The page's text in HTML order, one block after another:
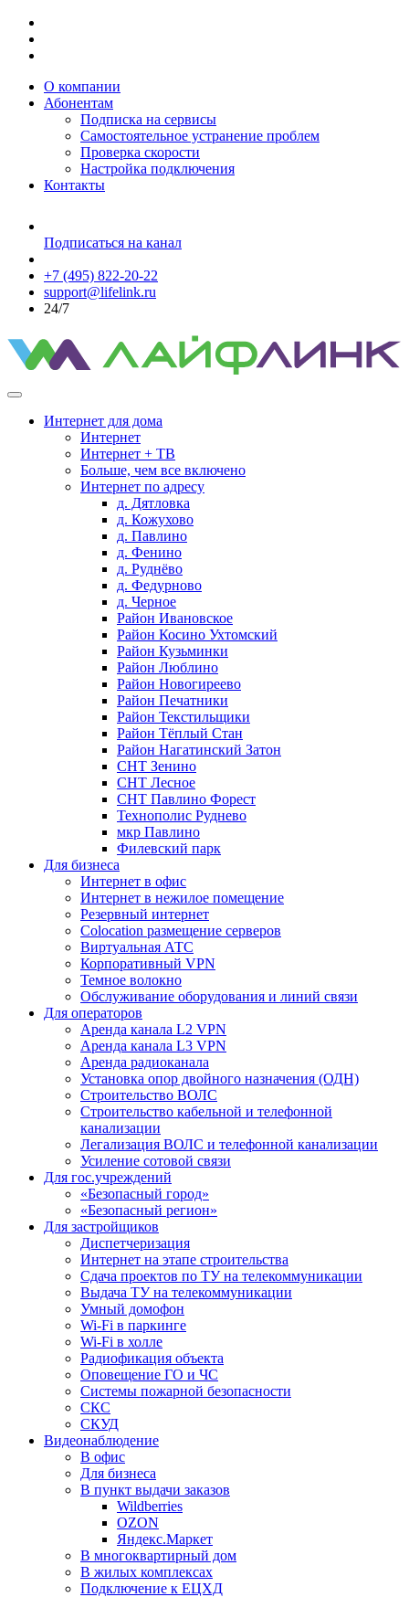
О компании
Абонентам
Подписка на сервисы
Самостоятельное устранение проблем
Проверка скорости
Настройка подключения
Контакты
Подписаться на канал
+7 (495) 822-20-22
support@lifelink.ru
24/7
Интернет для дома
Интернет
Интернет + ТВ
Больше, чем все включено
Интернет по адресу
д. Дятловка
д. Кожухово
д. Павлино
д. Фенино
д. Руднёво
д. Федурново
д. Черное
Район Ивановское
Район Косино Ухтомский
Район Кузьминки
Район Люблино
Район Новогиреево
Район Печатники
Район Текстильщики
Район Тёплый Стан
Район Нагатинский Затон
СНТ Зенино
СНТ Лесное
СНТ Павлино Форест
Технополис Руднево
мкр Павлино
Филевский парк
Для бизнеса
Интернет в офис
Интернет в нежилое помещение
Резервный интернет
Colocation размещение серверов
Виртуальная АТС
Корпоративный VPN
Темное волокно
Обслуживание оборудования и линий связи
Для операторов
Аренда канала L2 VPN
Аренда канала L3 VPN
Аренда радиоканала
Установка опор двойного назначения (ОДН)
Строительство ВОЛС
Строительство кабельной и телефонной
канализации
Легализация ВОЛС и телефонной канализации
Усиление сотовой связи
Для гос.учреждений
«Безопасный город»
«Безопасный регион»
Для застройщиков
Диспетчеризация
Интернет на этапе строительства
Сдача проектов по ТУ на телекоммуникации
Выдача ТУ на телекоммуникации
Умный домофон
Wi-Fi в паркинге
Wi-Fi в холле
Радиофикация объекта
Оповещение ГО и ЧС
Системы пожарной безопасности
СКС
СКУД
Видеонаблюдение
В офис
Для бизнеса
В пункт выдачи заказов
Wildberries
OZON
Яндекс.Маркет
В многоквартирный дом
В жилых комплексах
Подключение к ЕЦХД